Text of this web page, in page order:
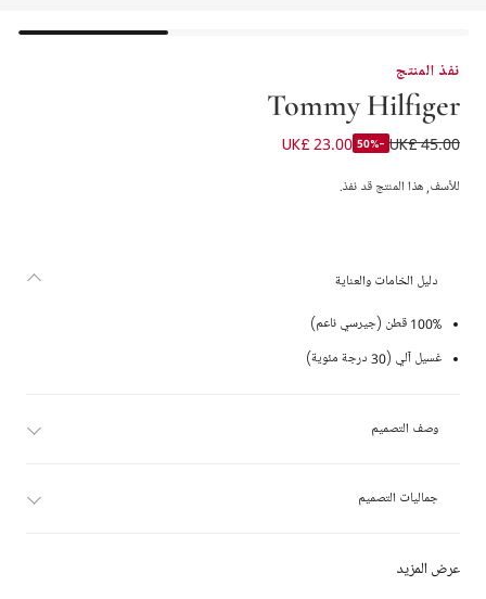
نفذ المنتج
Tommy Hilfiger
فستان بولو قطن جيرسي مخطط لون زهري للبنات
UK£ 45.00
-50%
UK£ 23.00
للأسف, هذا المنتج قد نفذ.
عرض المزيد
دليل الخامات والعناية
100% قطن (جيرسي ناعم)
غسيل آلي (30 درجة مئوية)
وصف التصميم
جماليات التصميم